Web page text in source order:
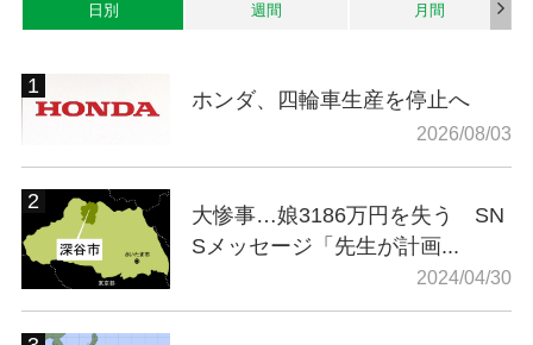
日別 週間 月間
ホンダ、四輪車生産を停止へ
2026/08/03
大惨事…娘3186万円を失う SN
Sメッセージ「先生が計画...
2024/04/30